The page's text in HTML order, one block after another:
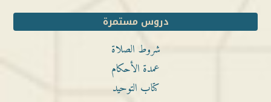
دروس مستمرة
شروط الصلاة
عمدة الأحكام
كتاب التوحيد